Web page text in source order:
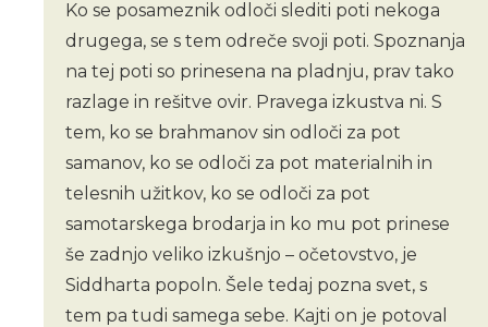
Ko se posameznik odloči slediti poti nekoga
drugega, se s tem odreče svoji poti. Spoznanja
na tej poti so prinesena na pladnju, prav tako
razlage in rešitve ovir. Pravega izkustva ni. S
tem, ko se brahmanov sin odloči za pot
samanov, ko se odloči za pot materialnih in
telesnih užitkov, ko se odloči za pot
samotarskega brodarja in ko mu pot prinese
še zadnjo veliko izkušnjo – očetovstvo, je
Siddharta popoln. Šele tedaj pozna svet, s
tem pa tudi samega sebe. Kajti on je potoval